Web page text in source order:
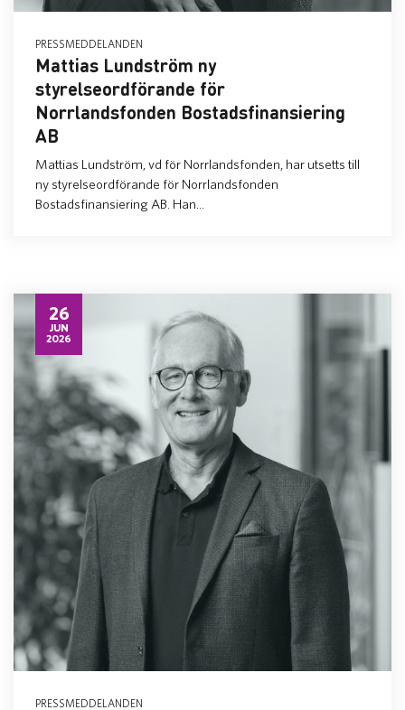
PRESSMEDDELANDEN
Mattias Lundström ny
styrelseordförande för
Norrlandsfonden Bostadsfinansiering
AB
Mattias Lundström, vd för Norrlandsfonden, har utsetts till
ny styrelseordförande för Norrlandsfonden
Bostadsfinansiering AB. Han...
26
JUN
2026
PRESSMEDDELANDEN